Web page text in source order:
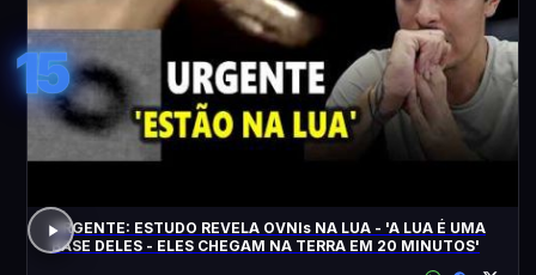
15
URGENTE: ESTUDO REVELA OVNIs NA LUA - 'A LUA É UMA
BASE DELES - ELES CHEGAM NA TERRA EM 20 MINUTOS'